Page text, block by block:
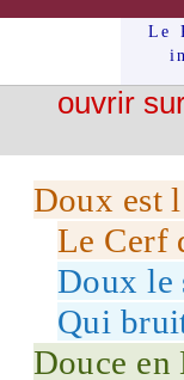
Le
ouvrir
Doux est
Le Cerf
Doux le
Qui
Douce en